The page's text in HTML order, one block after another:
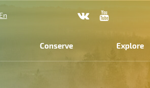
En
Conserve Explore